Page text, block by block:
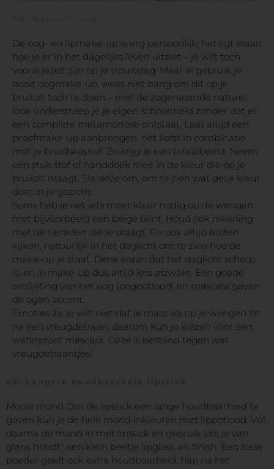
De oog- en lipmake-up is erg persoonlijk, het ligt eraan
hoe je er in het dagelijks leven uitziet – je wilt toch
vooral jezelf zijn op je trouwdag. Maar al gebruik je
nooit oogmake-up, wees niet bang om dit op je
bruiloft toch te doen – met de zogenaamde naturel
look onderstreep je je eigen schoonheid zonder dat er
een complete metamorfose ontstaat. Laat altijd een
proefmake-up aanbrengen, het liefst in combinatie
met je bruidskapsel. Zo krijg je een totaalbeeld. Neem
een stuk stof of handdoek mee in de kleur die op je
bruiloft draagt. Sla deze om, om te zien wat deze kleur
doet in je gezicht.
Soms heb je net iets meer kleur nodig op de wangen
met bijvoorbeeld een beige teint. Houd ook rekening
met de sieraden die je draagt. Ga ook altijd buiten
kijken, natuurlijk in het daglicht om te zien hoe de
make-up je staat. Denk eraan dat het daglicht scherp
is, en je make-up dus altijd iets afzwakt. Een goede
omlijsting van het oog (oogpotlood) en mascara geven
de ogen accent.
Emoties Ja, je wilt niet dat je mascara op je wangen zit
na een vreugdetraan, daarom kun je kiezen voor een
waterproof mascara. Deze is bestand tegen wat
vreugdetraantjes!
05. Langere houdbaarheid lipstick
Mooie mond Om de lipstick een lange houdbaarheid te
geven kun je de hele mond inkleuren met lippotlood. Vul
daarna de mond in met lipstick en gebruik (als je van
glans houdt) een klein beetje lipgloss als finish. Een losse
poeder geeft ook extra houdbaarheid: hap na het